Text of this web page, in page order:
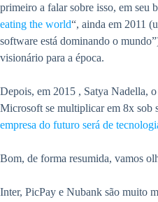
primeiro a falar sobre isso, em seu
eating the world“, ainda em 2011
software está dominando o
visionário para a época.
Depois, em 2015 , Satya Nadella,
Microsoft se multiplicar em 8x sob
empresa do futuro será de
Bom, de forma resumida, vamos
Inter, PicPay e Nubank são muito